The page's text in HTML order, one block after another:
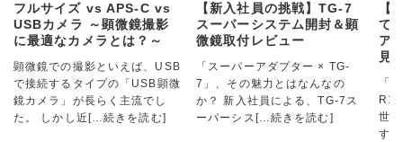
フルサイズ vs APS-C vs
USBカメラ ～顕微鏡撮影
に最適なカメラとは？～
顕微鏡での撮影といえば、USB
で接続するタイプの「USB顕微
鏡カメラ」が長らく主流でし
た。 しかし近 […続きを読む]
【新入社員の挑戦】TG-7
スーパーシステム開封＆顕
微鏡取付レビュー
「スーパーアダプター × TG-
7」、その魅力とはなんなの
か？ 新入社員による、TG-7ス
ーパーシス […続きを読む]
【
て
ア
見
「
世
す